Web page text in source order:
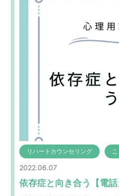
リハートカウンセリング
2022.06.07
依存症と向き合う【電話